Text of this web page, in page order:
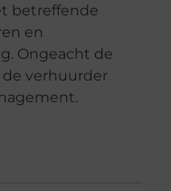
betreffende
en
Ongeacht de
de verhuurder